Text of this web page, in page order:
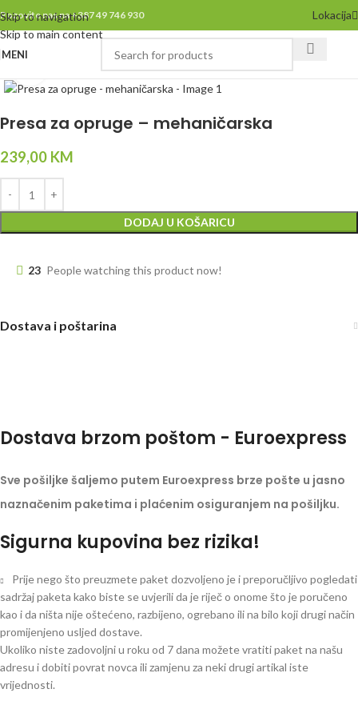
Skip to navigation
Skip to main content
Pozovite nas na +387 49 746 930 Lokacija
MENI
Click to enlarge
Presa za opruge – mehaničarska
239,00 KM
DODAJ U KOŠARICU
23 People watching this product now!
Dostava i poštarina
Dostava brzom poštom - Euroexpress
Sve pošiljke šaljemo putem Euroexpress brze pošte u jasno
naznačenim paketima i plaćenim osiguranjem na pošiljku.
Sigurna kupovina bez rizika!
Prije nego što preuzmete paket dozvoljeno je i preporučljivo pogledati
sadržaj paketa kako biste se uvjerili da je riječ o onome što je poručeno
kao i da ništa nije oštećeno, razbijeno, ogrebano ili na bilo koji drugi način
promijenjeno usljed dostave.
Ukoliko niste zadovoljni u roku od 7 dana možete vratiti paket na našu
adresu i dobiti povrat novca ili zamjenu za neki drugi artikal iste
vrijednosti.